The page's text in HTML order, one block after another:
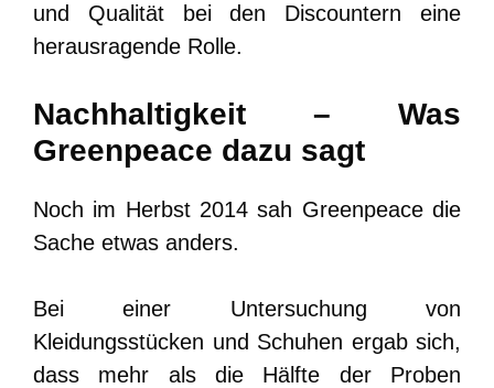
und Qualität bei den Discountern eine
herausragende Rolle.
Nachhaltigkeit – Was
Greenpeace dazu sagt
Noch im Herbst 2014 sah Greenpeace die
Sache etwas anders.
Bei einer Untersuchung von
Kleidungsstücken und Schuhen ergab sich,
dass mehr als die Hälfte der Proben